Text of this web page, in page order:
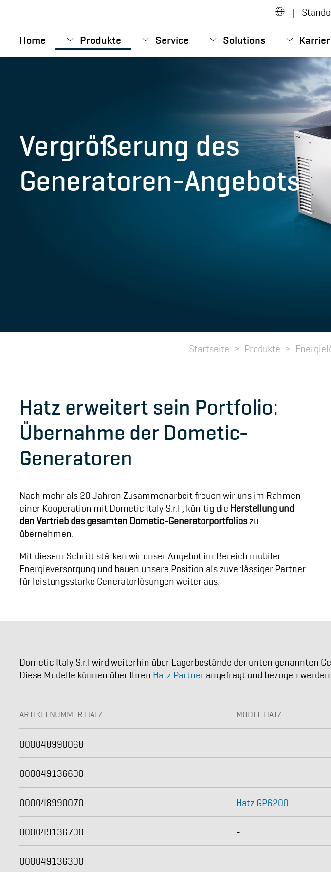
|
Home Produkte Service Solutions
Vergrößerung des
Generatoren-Angebots
Startseite Produkte
Hatz erweitert sein Portfolio:
Übernahme der Dometic-
Generatoren
Nach mehr als 20 Jahren Zusammenarbeit freuen wir uns im Rahmen
einer Kooperation mit Dometic Italy S.r.l , künftig die Herstellung und
den Vertrieb des gesamten Dometic-Generatorportfolioszu
übernehmen.
Mit diesem Schritt stärken wir unser Angebot im Bereich mobiler
Energieversorgung und bauen unsere Position als zuverlässiger Partner
für leistungsstarke Generatorlösungen weiter aus.
Dometic Italy S.r.l wird weiterhin über Lagerbestände der unten genannten
Diese Modelle können über Ihren Hatz Partnerangefragt und bezogen werden.
ARTIKELNUMMER HATZ MODEL HATZ
000048990068 -
000049136600
-
000048990070
Hatz GP6200
000049136700
-
000049136300
-